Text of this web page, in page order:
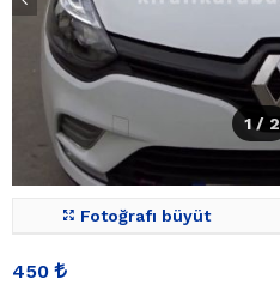
1/ 2
Fotoğrafı büyüt
450